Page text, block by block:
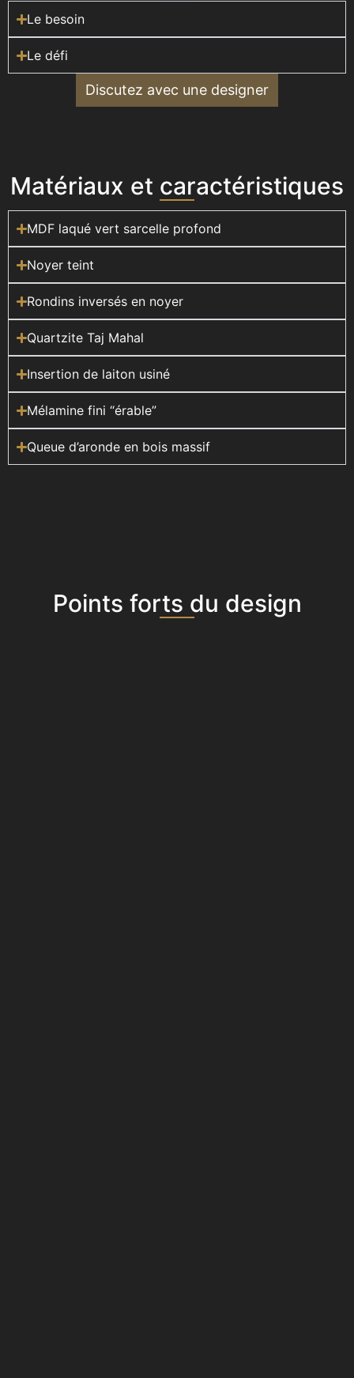
Le besoin
Le défi
Discutez avec une designer
Matériaux et caractéristiques
MDF laqué vert sarcelle profond
Noyer teint
Rondins inversés en noyer
Quartzite Taj Mahal
Insertion de laiton usiné
Mélamine fini “érable”
Queue d’aronde en bois massif
Points forts du design